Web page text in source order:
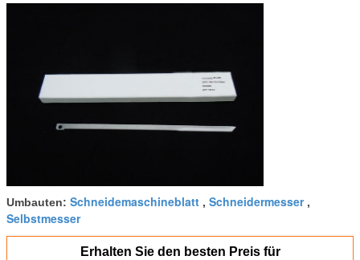
Umbauten: Schneidemaschineblatt , Schneidermesser,
Selbstmesser
Erhalten Sie den besten Preis für